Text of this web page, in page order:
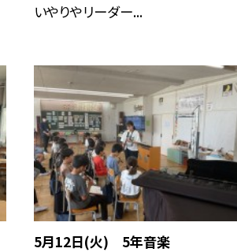
いやりやリーダー...
5月12日(火) 5年音楽